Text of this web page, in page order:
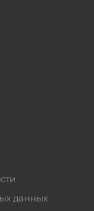
данных